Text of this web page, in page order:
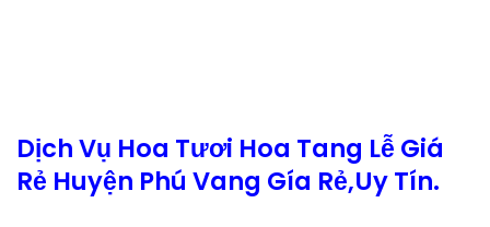
Dịch Vụ Hoa Tươi Hoa Tang Lễ Giá
Rẻ Huyện Phú Vang Gía Rẻ,Uy Tín.